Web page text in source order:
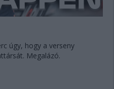
úgy, hogy a verseny
Megalázó.